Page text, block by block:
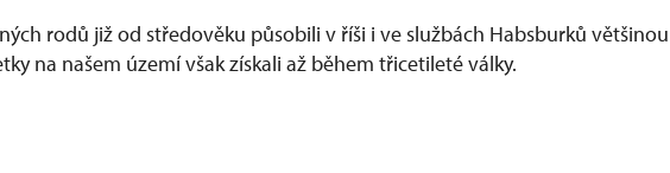
rodů již od středověku působili v říši i ve službách Habsburků
na našem území však získali až během třicetileté války.